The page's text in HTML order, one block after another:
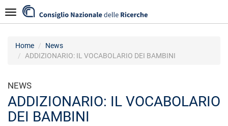
al
contenuto
Navigazione
Home
News
ADDIZIONARIO: IL VOCABOLARIO DEI BAMBINI
NEWS
ADDIZIONARIO: IL VOCABOLARIO
DEI BAMBINI